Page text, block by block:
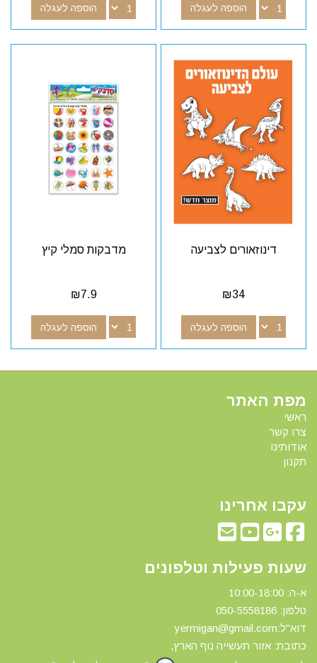
הוספה לעגלה הוספה לעגלה
דינוזאורים לצביעה
₪34
הוספה לעגלה
מדבקות סמלי קיץ
₪7.9
הוספה לעגלה
מפת האתר
ראשי
צרו קשר
אודותינו
תקנון
עקבו אחרינו
שעות פעילות וטלפונים
א-ה: 10:00-18:00
טלפון: 0 50-5558186
דוא"ל:yermigan@gmail.com
כתובת: אזור תעשייה נוף הארץ,